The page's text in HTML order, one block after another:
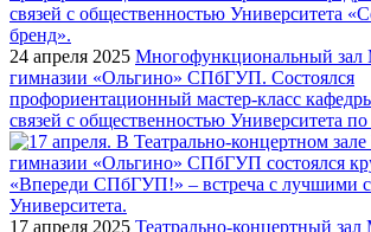
24 апреля 2025 Многофункциональный зал
гимназии «Ольгино» СПбГУП. Состоялся
профориентационный мастер-класс
связей с общественностью Университета
17 апреля 2025 Театрально-концертный